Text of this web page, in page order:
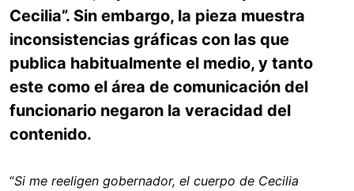
Cecilia”. Sin embargo, la pieza muestra
inconsistencias gráficas con las que
publica habitualmente el medio, y tanto
este como el área de comunicación del
funcionario negaron la veracidad del
contenido.
“Si me reeligen gobernador, el cuerpo de Cecilia